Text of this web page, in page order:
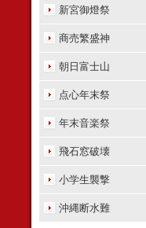
新宮御燈祭
商売繁盛神
朝日富士山
点心年末祭
年末音楽祭
飛石窓破壊
小学生襲撃
沖縄断水難